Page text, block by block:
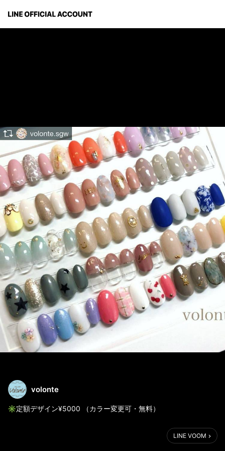
volonte
✳︎定額デザイン¥5000 （カラー変更可・無料）
✳︎ワンカラー・フレンチ・グラデーションジェル¥4000
LINE VOOM